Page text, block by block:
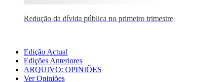
Redução da dívida pública no primeiro trimestre
Edição Actual
Edições Anteriores
ARQUIVO: OPINIÕES
Ver Opiniões